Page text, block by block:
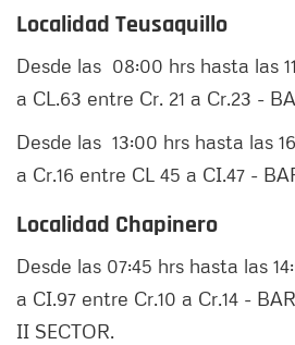
Localidad Teusaquillo
Desde las 08:00 hrs hasta las
a CL.63 entre Cr. 21 a Cr.23 -
Desde las 13:00 hrs hasta las
a Cr.16 entre CL 45 a CI.47 -
Localidad Chapinero
Desde las 07:45 hrs hasta las
a CI.97 entre Cr.10 a Cr.14 -
II SECTOR.